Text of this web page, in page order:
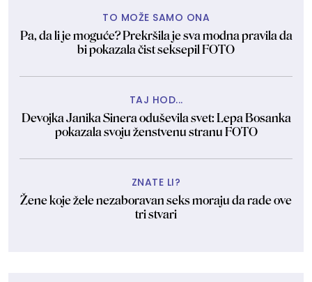
TO MOŽE SAMO ONA
Pa, da li je moguće? Prekršila je sva modna pravila da
bi pokazala čist seksepil FOTO
TAJ HOD...
Devojka Janika Sinera oduševila svet: Lepa Bosanka
pokazala svoju ženstvenu stranu FOTO
ZNATE LI?
Žene koje žele nezaboravan seks moraju da rade ove
tri stvari